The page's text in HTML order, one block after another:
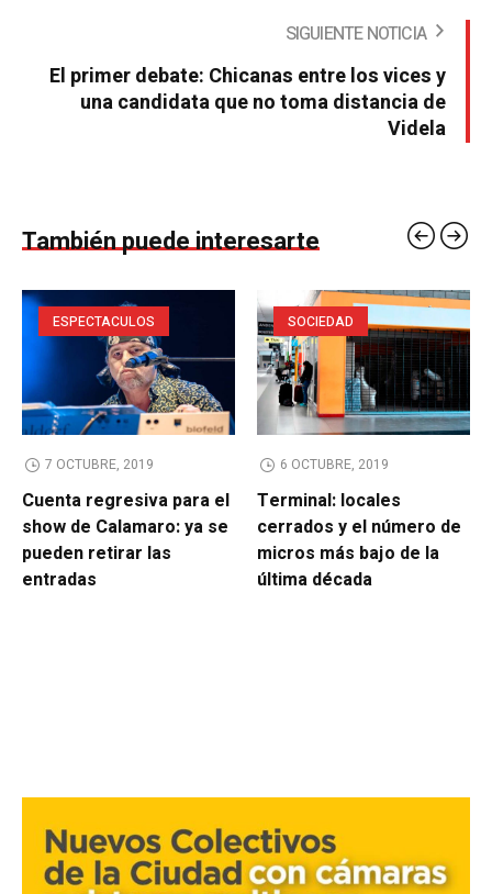
SIGUIENTE NOTICIA
El primer debate: Chicanas entre los vices y
una candidata que no toma distancia de
Videla
También puede interesarte
ESPECTACULOS
7 OCTUBRE, 2019
Cuenta regresiva para el
show de Calamaro: ya se
pueden retirar las
entradas
SOCIEDAD
6 OCTUBRE, 2019
Terminal: locales
cerrados y el número de
micros más bajo de la
última década